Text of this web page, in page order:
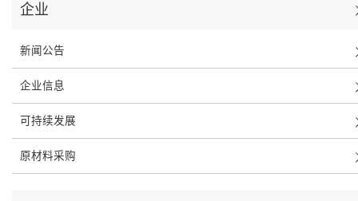
企业
新闻公告
企业信息
可持续发展
原材料采购